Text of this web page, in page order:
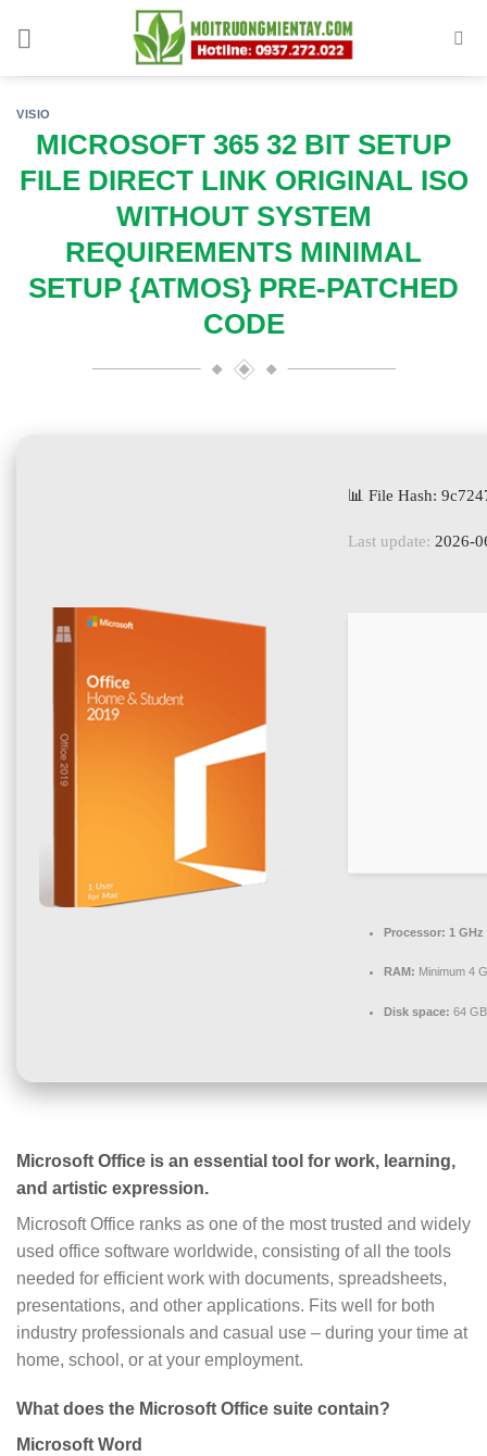
VISIO
MICROSOFT 365 32 BIT SETUP
FILE DIRECT LINK ORIGINAL ISO
WITHOUT SYSTEM
REQUIREMENTS MINIMAL
SETUP {ATMOS} PRE-PATCHED
CODE
📊 File Hash:
Last update: 2026-
Processor: 1
RAM: Minimum 4
Disk space: 64
Microsoft Office is an essential tool for work, learning,
and artistic expression.
Microsoft Office ranks as one of the most trusted and widely
used office software worldwide, consisting of all the tools
needed for efficient work with documents, spreadsheets,
presentations, and other applications. Fits well for both
industry professionals and casual use – during your time at
home, school, or at your employment.
What does the Microsoft Office suite contain?
Microsoft Word